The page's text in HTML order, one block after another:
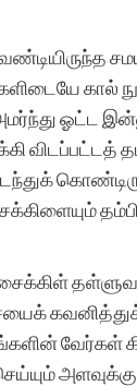
கால்
ஓட்ட
விடப்பட்டத்
சைக்கிள்
தனி